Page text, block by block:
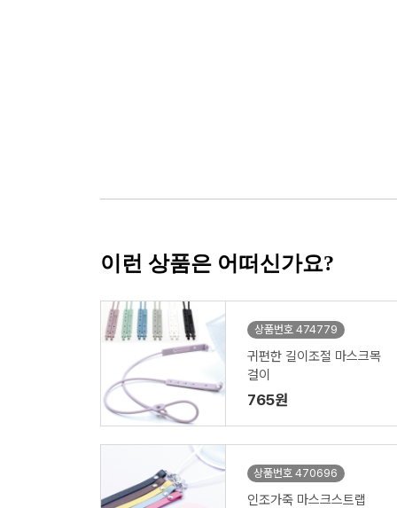
이런 상품은 어떠신가요?
상품번호 474779
귀편한 길이조절 마스크목
걸이
765원
상품번호 470696
인조가죽 마스크스트랩